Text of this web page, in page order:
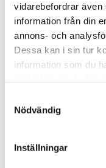
vidarebefordrar även
information från din
annons- och
Dessa kan i sin tur
information som du
Nödvändig
Inställningar
11 600,00KR
Antal
Artikelnr